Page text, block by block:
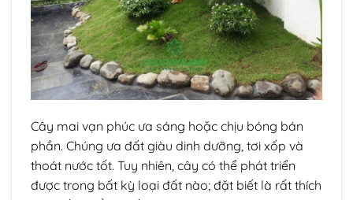
Cây mai vạn phúc ưa sáng hoặc chịu bóng bán
phần. Chúng ưa đất giàu dinh dưỡng, tơi xốp và
thoát nước tốt. Tuy nhiên, cây có thể phát triển
được trong bất kỳ loại đất nào; đặt biết là rất thích